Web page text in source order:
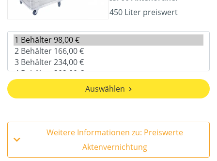
450 Liter preiswert
Auswählen
Weitere Informationen zu: Preiswerte
Aktenvernichtung